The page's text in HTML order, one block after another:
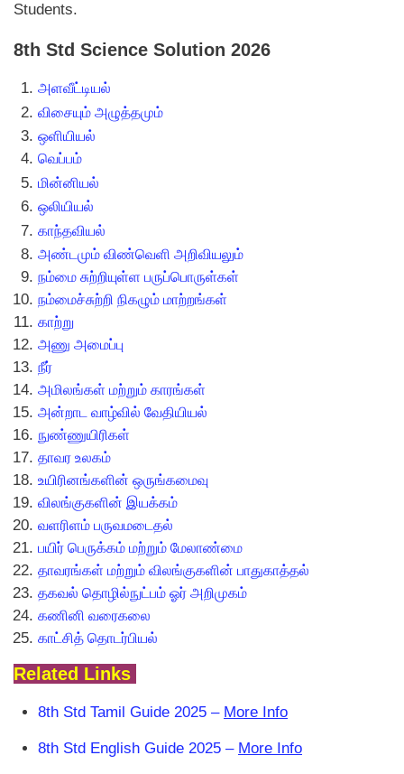
Students.
8th Std Science Solution 2026
அளவீட்டியல்
விசையும் அழுத்தமும்
ஒளியியல்
வெப்பம்
மின்னியல்
ஒலியியல்
காந்தவியல்
அண்டமும் விண்வெளி அறிவியலும்
நம்மை சுற்றியுள்ள பருப்பொருள்கள்
நம்மைச்சுற்றி நிகழும் மாற்றங்கள்
காற்று
அணு அமைப்பு
நீர்
அமிலங்கள் மற்றும் காரங்கள்
அன்றாட வாழ்வில் வேதியியல்
நுண்ணுயிரிகள்
தாவர உலகம்
உயிரினங்களின் ஒருங்கமைவு
விலங்குகளின் இயக்கம்
வளரிளம் பருவமடைதல்
பயிர் பெருக்கம் மற்றும் மேலாண்மை
தாவரங்கள் மற்றும் விலங்குகளின் பாதுகாத்தல்
தகவல் தாெழில்நுட்பம் ஓர் அறிமுகம்
கணினி வரைகலை
காட்சித் தொடர்பியல்
Related Links
8th Std Tamil Guide 2025 – More Info
8th Std English Guide 2025 – More Info